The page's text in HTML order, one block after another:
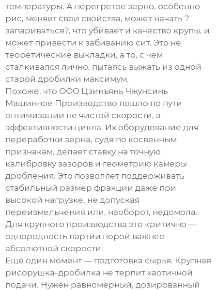
температуры. А перегретое зерно, особенно
рис, меняет свои свойства, может начать ?
запариваться?, что убивает и качество крупы, и
может привести к забиванию сит. Это не
теоретические выкладки, а то, с чем
сталкивался лично, пытаясь выжать из одной
старой дробилки максимум.
Похоже, что ООО Цзинъянь Чжунсинь
Машинное Производство пошло по пути
оптимизации не чистой скорости, а
эффективности цикла. Их оборудование для
переработки зерна, судя по косвенным
признакам, делает ставку на точную
калибровку зазоров и геометрию камеры
дробления. Это позволяет поддерживать
стабильный размер фракции даже при
высокой нагрузке, не допуская
переизмельчения или, наоборот, недомола.
Для крупного производства это критично —
однородность партии порой важнее
абсолютной скорости.
Ещё один момент — подготовка сырья. Крупная
рисорушка-дробилка не терпит хаотичной
подачи. Нужен равномерный, дозированный